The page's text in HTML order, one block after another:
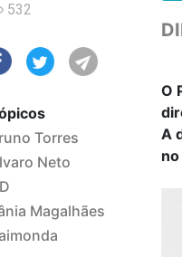
532
Torres
Neto
Magalhães
O
A